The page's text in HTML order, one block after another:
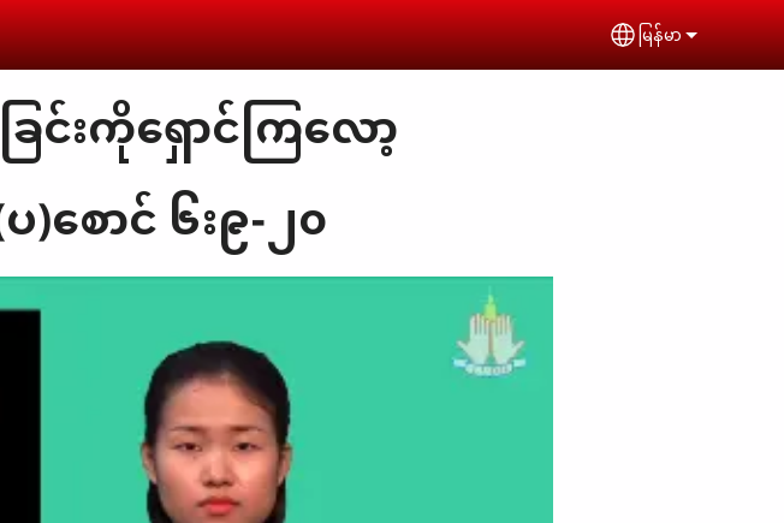
Select your
မြန်မာ
င်းကိုရှောင်ကြလော့
)စောင် ၆း၉-၂၀